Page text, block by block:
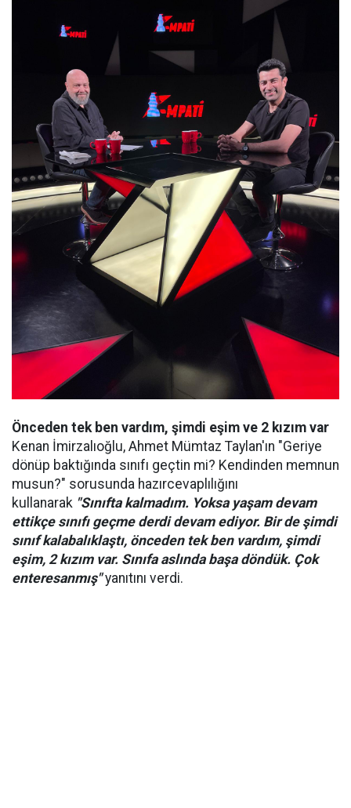
Önceden tek ben vardım, şimdi eşim ve 2 kızım var
Kenan İmirzalıoğlu, Ahmet Mümtaz Taylan'ın "Geriye
dönüp baktığında sınıfı geçtin mi? Kendinden memnun
musun?" sorusunda hazırcevaplılığını
kullanarak "Sınıfta kalmadım. Yoksa yaşam devam
ettikçe sınıfı geçme derdi devam ediyor. Bir de şimdi
sınıf kalabalıklaştı, önceden tek ben vardım, şimdi
eşim, 2 kızım var. Sınıfa aslında başa döndük. Çok
enteresanmış"yanıtını verdi.